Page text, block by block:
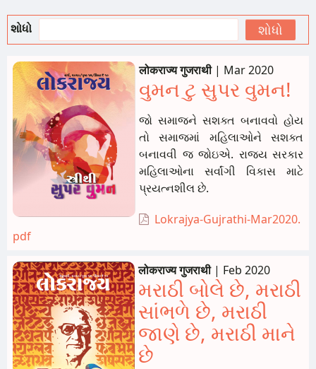
શોધો
लोकराज्य गुजराथी| Mar 2020
વુમન ટુ સુપર વુમન!
જો સમાજને સશક્ત બનાવવો હોય
તો સમાજમાં મહિલાઓને સશક્ત
બનાવવી જ જોઇએ. રાજ્ય સરકાર
મહિલાઓના સર્વાંગી વિકાસ માટે
પ્રયત્નશીલ છે.
Lokrajya-Gujrathi-Mar2020.
pdf
लोकराज्य गुजराथी| Feb 2020
મરાઠી બોલે છે, મરાઠી
સાંભળે છે, મરાઠી
જાણે છે, મરાઠી માને
છે